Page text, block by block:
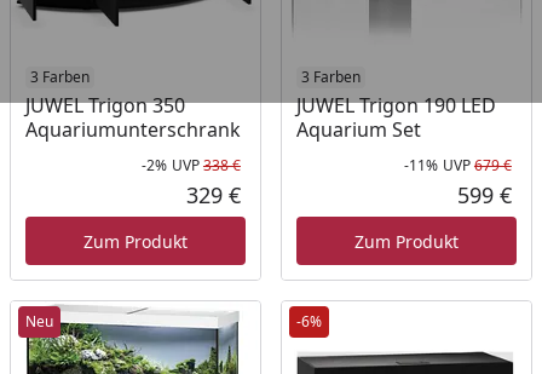
3 Farben
JUWEL Trigon 350
Aquariumunterschrank
Rabatt in Prozent
-2%
Ursprünglicher Preis
UVP338 €
Aktueller Preis
329 €
Zum Produkt
3 Farben
JUWEL Trigon 190 LED
Aquarium Set
-11% UVP679 €
599 €
Zum Produkt
Neu -6%